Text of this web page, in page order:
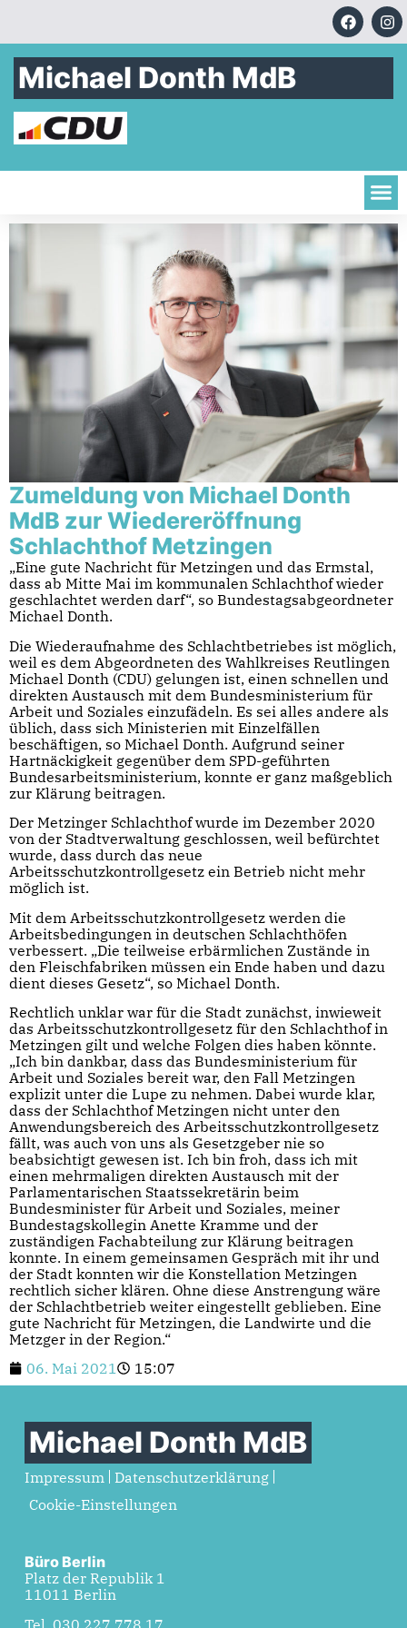
Michael Donth MdB
Zumeldung von Michael Donth
MdB zur Wiedereröffnung
Schlachthof Metzingen
„Eine gute Nachricht für Metzingen und das Ermstal,
dass ab Mitte Mai im kommunalen Schlachthof wieder
geschlachtet werden darf“, so Bundestagsabgeordneter
Michael Donth.
Die Wiederaufnahme des Schlachtbetriebes ist möglich,
weil es dem Abgeordneten des Wahlkreises Reutlingen
Michael Donth (CDU) gelungen ist, einen schnellen und
direkten Austausch mit dem Bundesministerium für
Arbeit und Soziales einzufädeln. Es sei alles andere als
üblich, dass sich Ministerien mit Einzelfällen
beschäftigen, so Michael Donth. Aufgrund seiner
Hartnäckigkeit gegenüber dem SPD-geführten
Bundesarbeitsministerium, konnte er ganz maßgeblich
zur Klärung beitragen.
Der Metzinger Schlachthof wurde im Dezember 2020
von der Stadtverwaltung geschlossen, weil befürchtet
wurde, dass durch das neue
Arbeitsschutzkontrollgesetz ein Betrieb nicht mehr
möglich ist.
Mit dem Arbeitsschutzkontrollgesetz werden die
Arbeitsbedingungen in deutschen Schlachthöfen
verbessert. „Die teilweise erbärmlichen Zustände in
den Fleischfabriken müssen ein Ende haben und dazu
dient dieses Gesetz“, so Michael Donth.
Rechtlich unklar war für die Stadt zunächst, inwieweit
das Arbeitsschutzkontrollgesetz für den Schlachthof in
Metzingen gilt und welche Folgen dies haben könnte.
„Ich bin dankbar, dass das Bundesministerium für
Arbeit und Soziales bereit war, den Fall Metzingen
explizit unter die Lupe zu nehmen. Dabei wurde klar,
dass der Schlachthof Metzingen nicht unter den
Anwendungsbereich des Arbeitsschutzkontrollgesetz
fällt, was auch von uns als Gesetzgeber nie so
beabsichtigt gewesen ist. Ich bin froh, dass ich mit
einen mehrmaligen direkten Austausch mit der
Parlamentarischen Staatssekretärin beim
Bundesminister für Arbeit und Soziales, meiner
Bundestagskollegin Anette Kramme und der
zuständigen Fachabteilung zur Klärung beitragen
konnte. In einem gemeinsamen Gespräch mit ihr und
der Stadt konnten wir die Konstellation Metzingen
rechtlich sicher klären. Ohne diese Anstrengung wäre
der Schlachtbetrieb weiter eingestellt geblieben. Eine
gute Nachricht für Metzingen, die Landwirte und die
Metzger in der Region.“
06. Mai 2021
15:07
Michael Donth MdB
Impressum
Datenschutzerklärung
Cookie-Einstellungen
Büro Berlin
Platz der Republik 1
11011 Berlin
Tel. 030 227 778 17